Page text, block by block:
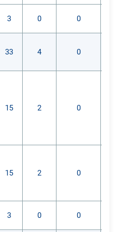
3 0 0
33 4 0
15 2 0
15 2 0
3 0 0